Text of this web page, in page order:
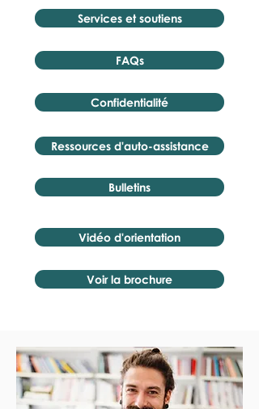
Services et soutiens
FAQs
Confidentialité
Ressources d'auto-assistance
Bulletins
Vidéo d'orientation
Voir la brochure